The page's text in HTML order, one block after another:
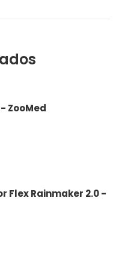
ZooMed
Flex Rainmaker 2.0 -